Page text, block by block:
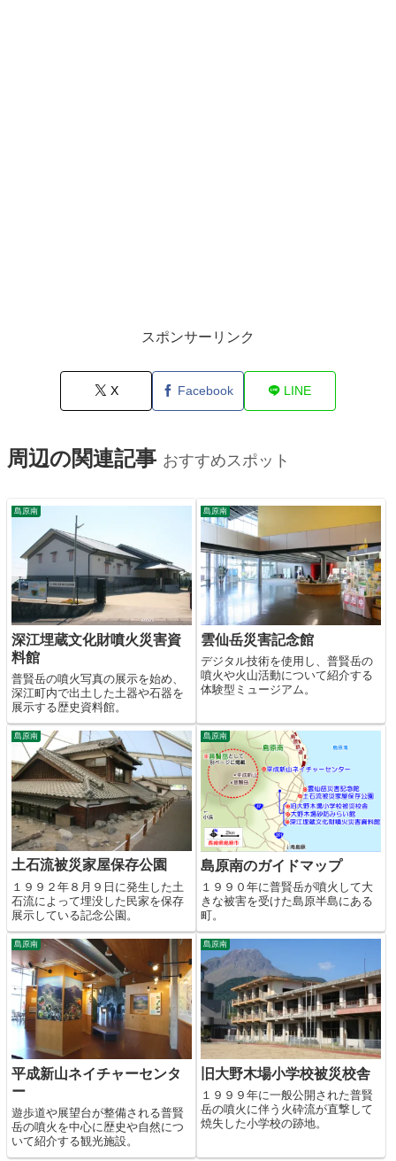
スポンサーリンク
X Facebook LINE
周辺の関連記事 おすすめスポット
島原南
深江埋蔵文化財噴火災害資
料館
普賢岳の噴火写真の展示を始め、
深江町内で出土した土器や石器を
展示する歴史資料館。
島原南
雲仙岳災害記念館
デジタル技術を使用し、普賢岳の
噴火や火山活動について紹介する
体験型ミュージアム。
島原南
土石流被災家屋保存公園
１９９２年８月９日に発生した土
石流によって埋没した民家を保存
展示している記念公園。
島原南
島原南のガイドマップ
１９９０年に普賢岳が噴火して大
きな被害を受けた島原半島にある
町。
島原南
平成新山ネイチャーセンタ
ー
遊歩道や展望台が整備される普賢
岳の噴火を中心に歴史や自然につ
いて紹介する観光施設。
島原南
旧大野木場小学校被災校舎
１９９９年に一般公開された普賢
岳の噴火に伴う火砕流が直撃して
焼失した小学校の跡地。